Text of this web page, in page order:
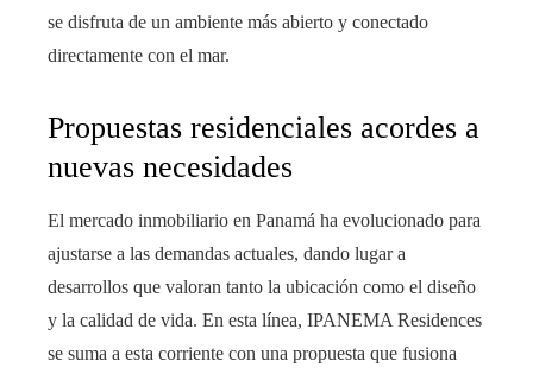
se disfruta de un ambiente más abierto y conectado
directamente con el mar.
Propuestas residenciales acordes a
nuevas necesidades
El mercado inmobiliario en Panamá ha evolucionado para
ajustarse a las demandas actuales, dando lugar a
desarrollos que valoran tanto la ubicación como el diseño
y la calidad de vida. En esta línea, IPANEMA Residences
se suma a esta corriente con una propuesta que fusiona